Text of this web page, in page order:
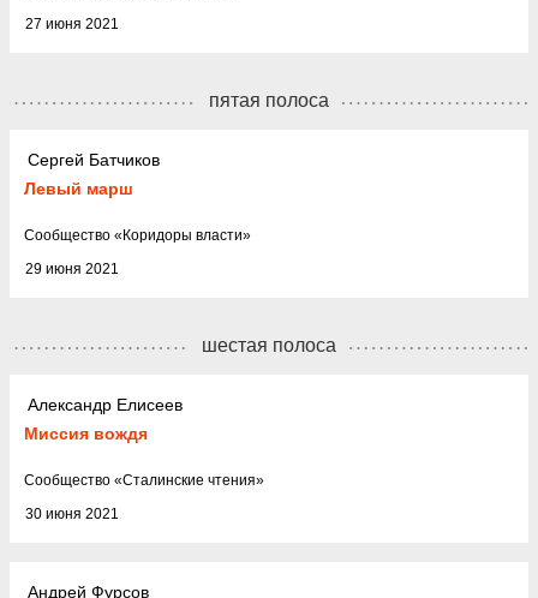
27 июня 2021
пятая полоса
Сергей Батчиков
Левый марш
29 июня 2021
Cообщество «Коридоры власти»
шестая полоса
Александр Елисеев
Миссия вождя
30 июня 2021
Cообщество «Сталинские чтения»
Андрей Фурсов